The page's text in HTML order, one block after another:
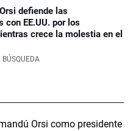
defiende las
con EE.UU. por los
crece la molestia en el
BÚSQUEDA
Orsi como presidente